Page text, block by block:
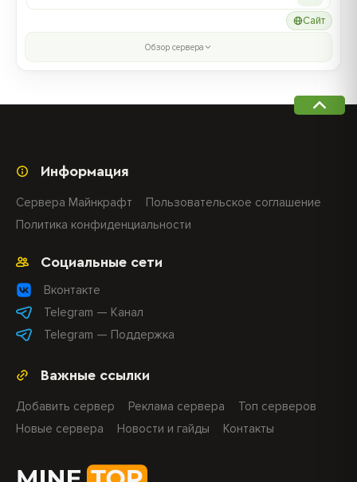
Сайт
Обзор сервера
Важные ссылки
Добавить сервер Реклама сервера
Топ серверов
Новые сервера
Новости и гайды Контакты
Социальные сети
Вконтакте
Telegram — Канал
Telegram — Поддержка
Информация
Сервера Майнкрафт
Пользовательское соглашение
Политика конфиденциальности